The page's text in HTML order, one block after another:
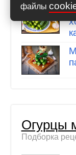
файлы
Огурцы
Подборка